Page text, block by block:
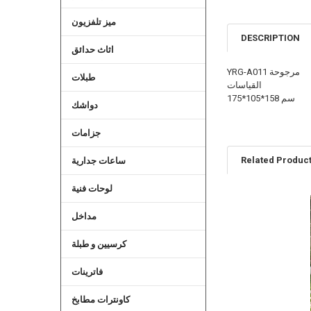
ميز تلفزيون
اثاث حدائق
طبلات
دواشك
جزامات
ساعات جدارية
لوحات فنية
مداخل
كرسيين و طبلة
فاترينات
كاونترات مطابخ
DESCRIPTION
YRG-A011 مرجوحة
القياسات
175*105*158 سم
Related